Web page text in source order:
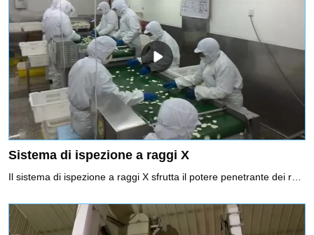
Sistema di ispezione a raggi X